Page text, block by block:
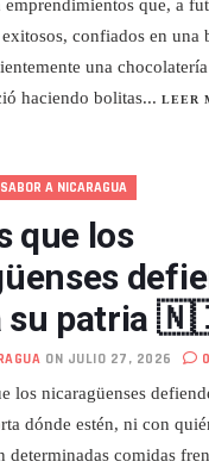
que, a
confiados en una
una
haciendo bolitas... LEER
SABOR A NICARAGUA
que los
su patria
ON JULIO 27, 2026 0
los nicaragüenses
dónde estén, ni con
determinadas comidas